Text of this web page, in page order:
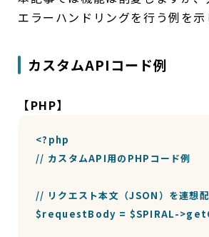
エラーハンドリングを行う例を示
カスタムAPIコード例
【PHP】
<?php
// カスタムAPI用のPHPコード例
// リクエスト本文（JSON）を連想
$requestBody = $SPIRAL-